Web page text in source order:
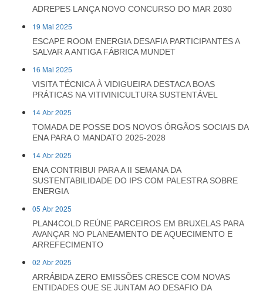
ADREPES LANÇA NOVO CONCURSO DO MAR 2030
19 Mai 2025
ESCAPE ROOM ENERGIA DESAFIA PARTICIPANTES A
SALVAR A ANTIGA FÁBRICA MUNDET
16 Mai 2025
VISITA TÉCNICA À VIDIGUEIRA DESTACA BOAS
PRÁTICAS NA VITIVINICULTURA SUSTENTÁVEL
14 Abr 2025
TOMADA DE POSSE DOS NOVOS ÓRGÃOS SOCIAIS DA
ENA PARA O MANDATO 2025-2028
14 Abr 2025
ENA CONTRIBUI PARA A II SEMANA DA
SUSTENTABILIDADE DO IPS COM PALESTRA SOBRE
ENERGIA
05 Abr 2025
PLAN4COLD REÚNE PARCEIROS EM BRUXELAS PARA
AVANÇAR NO PLANEAMENTO DE AQUECIMENTO E
ARREFECIMENTO
02 Abr 2025
ARRÁBIDA ZERO EMISSÕES CRESCE COM NOVAS
ENTIDADES QUE SE JUNTAM AO DESAFIO DA